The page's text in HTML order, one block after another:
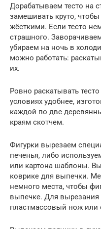
Дорабатываем тесто на
замешивать круто,
жёсткими. Если тесто
страшного.
убираем на ночь в
можно работать:
их.
Ровно раскатывать
условиях удобнее,
каждой по две
краям скотчем.
Фигурки вырезаем
печенья, либо
или картона шаблоны.
коврике для выпечки.
немного места, чтобы
выпечке. Для
пластмассовый нож или